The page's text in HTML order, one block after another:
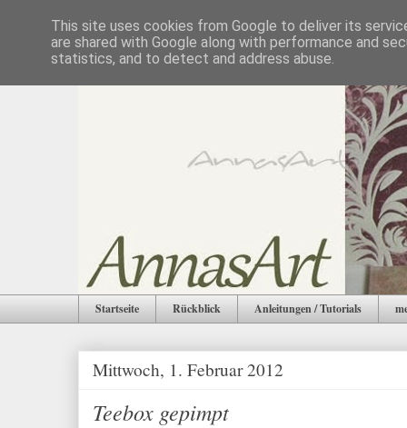
Startseite Rückblick Anleitungen / Tutorials
Mittwoch, 1. Februar 2012
Teebox gepimpt
This site uses cookies from Google to deliver its
are shared with Google along with performance and
statistics, and to detect and address abuse.